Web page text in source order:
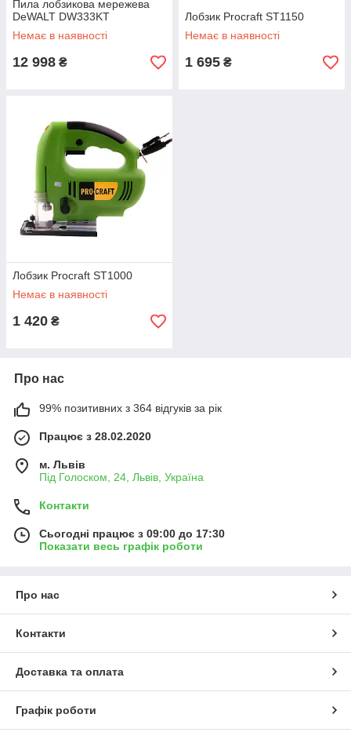
Пила лобзикова мережева
DeWALT DW333KT
Немає в наявності
12 998 ₴
Лобзик Procraft ST1150
Немає в наявності
1 695 ₴
Лобзик Procraft ST1000
Немає в наявності
1 420 ₴
Про нас
99% позитивних з 364 відгуків за рік
Працює з 28.02.2020
м. Львів
Під Голоском, 24, Львів, Україна
Контакти
Сьогодні працює з 09:00 до 17:30
Показати весь графік роботи
Про нас
Контакти
Доставка та оплата
Графік роботи